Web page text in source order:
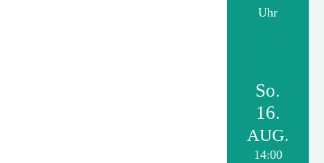
Uhr
So.
16.
AUG.
14:00